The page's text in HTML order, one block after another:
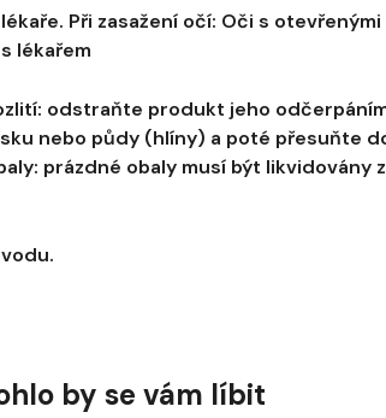
Při zasažení očí: Oči s
lékařem
odstraňte produkt jeho
nebo půdy (hlíny) a poté přesuňte
prázdné obaly musí být likvidovány
by se vám líbit